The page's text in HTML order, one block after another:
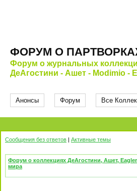
ФОРУМ О
Форум о журнальных
ДеАгостини - Ашет - Modimio -
Анонсы Форум Все
Сообщения без ответов | Активные темы
Форум о коллекциях ДеАгостини, Ашет,
мира